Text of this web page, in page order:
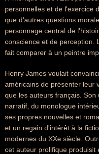
personnelles et de l'exercice
que d'autres questions
personnage central de
conscience et de perception.
fait comparer à un peintre
Henry James voulait
américains de présenter leur
que les auteurs français.
narratif, du monologue
ses propres nouvelles et
et un regain d'intérêt à la
modernes du XXe siècle.
cet auteur prolifique produisit